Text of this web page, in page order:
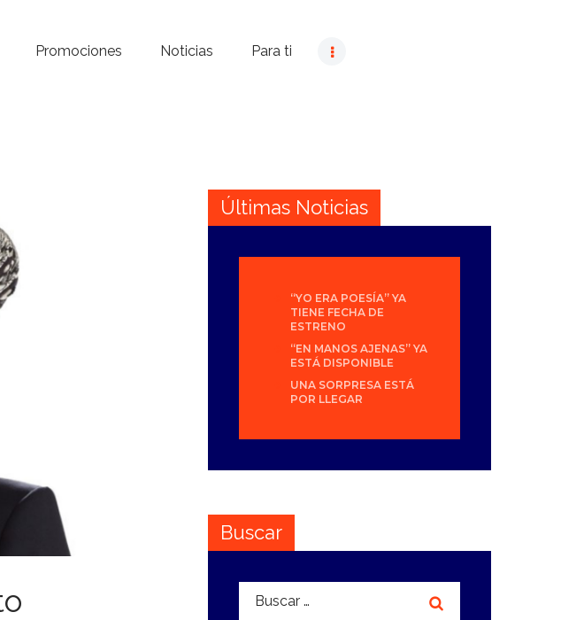
Promociones Noticias Para ti
Últimas Noticias
“YO ERA POESÍA” YA
TIENE FECHA DE
ESTRENO
“EN MANOS AJENAS” YA
ESTÁ DISPONIBLE
UNA SORPRESA ESTÁ
POR LLEGAR
Buscar
Buscar: